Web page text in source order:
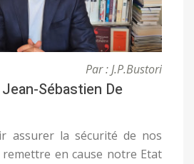
Par : J.P.Bustori
Sébastien De
assurer la sécurité de nos
remettre en cause notre Etat